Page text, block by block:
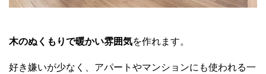
木のぬくもりで暖かい雰囲気を作れます。
好き嫌いが少なく、アパートやマンションにも使われる一